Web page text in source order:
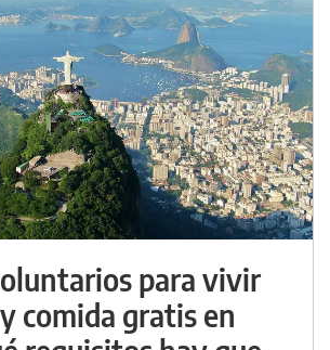
para vivir
comida gratis en